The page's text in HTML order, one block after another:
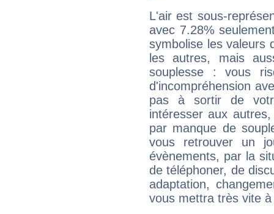
L'air est sous-
avec 7.28%
symbolise les valeurs
les autres, mais
souplesse : vous
d'incompréhension
pas à sortir de
intéresser aux
par manque de
vous retrouver un
évènements, par la
de téléphoner, de
adaptation,
vous mettra très vite